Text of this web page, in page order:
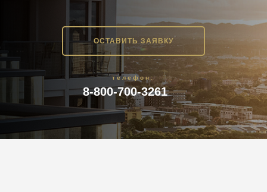
8-800-700-3261
телефон:
ОСТАВИТЬ ЗАЯВКУ